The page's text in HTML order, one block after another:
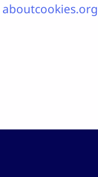
aboutcookies.org